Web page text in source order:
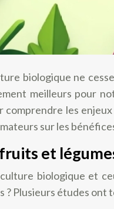
biologique ne
meilleurs pour
comprendre les
sur les
et
biologique et
Plusieurs études